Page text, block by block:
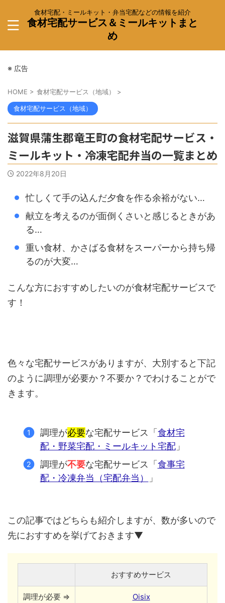
食材宅配・ミールキット・弁当宅配などの情報を紹介
食材宅配サービス＆ミールキットまと
め
※ 広告
HOME > 食材宅配サービス（地域） >
食材宅配サービス（地域）
滋賀県蒲生郡竜王町の食材宅配サービス・
ミールキット・冷凍宅配弁当の一覧まとめ
2022年8月20日
忙しくて手の込んだ夕食を作る余裕がない…
献立を考えるのが面倒くさいと感じるときがあ
る…
重い食材、かさばる食材をスーパーから持ち帰
るのが大変…
こんな方におすすめしたいのが食材宅配サービスで
す！
色々な宅配サービスがありますが、大別すると下記
のように調理が必要か？不要か？でわけることがで
きます。
調理が必要な宅配サービス「食材宅
配・野菜宅配・ミールキット宅配」
調理が不要な宅配サービス「食事宅
配・冷凍弁当（宅配弁当）
」
この記事ではどちらも紹介しますが、数が多いので
先におすすめを挙げておきます▼
おすすめサービス
調理が必要 ⇒ Oisix